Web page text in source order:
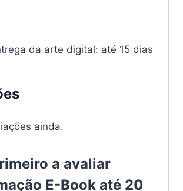
da arte digital: até 15 dias
ainda.
a avaliar
E-Book até 20